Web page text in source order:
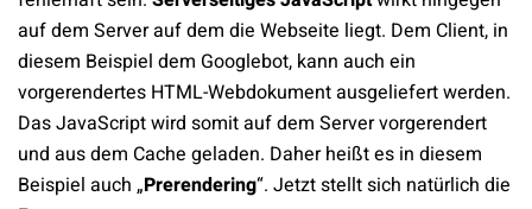
auf dem Server auf dem die Webseite liegt. Dem Client, in
diesem Beispiel dem Googlebot, kann auch ein
vorgerendertes HTML-Webdokument ausgeliefert werden.
Das JavaScript wird somit auf dem Server vorgerendert
und aus dem Cache geladen. Daher heißt es in diesem
Beispiel auch „Prerendering“. Jetzt stellt sich natürlich die